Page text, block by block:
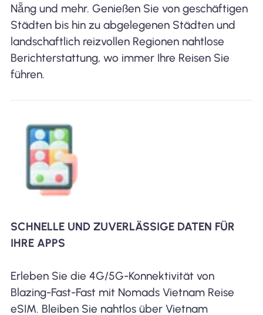
Nẵng und mehr. Genießen Sie von geschäftigen
Städten bis hin zu abgelegenen Städten und
landschaftlich reizvollen Regionen nahtlose
Berichterstattung, wo immer Ihre Reisen Sie
führen.
SCHNELLE UND ZUVERLÄSSIGE DATEN FÜR
IHRE APPS
Erleben Sie die 4G/5G-Konnektivität von
Blazing-Fast-Fast mit Nomads Vietnam Reise
eSIM. Bleiben Sie nahtlos über Vietnam